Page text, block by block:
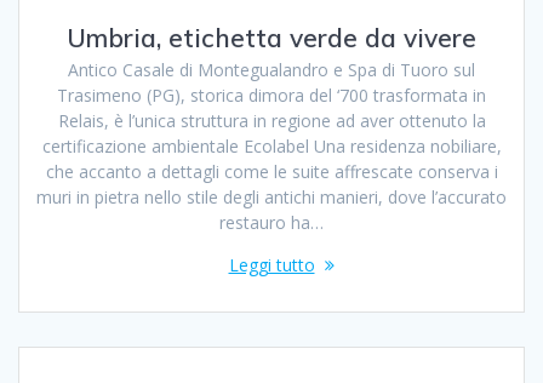
Umbria, etichetta verde da vivere
Antico Casale di Montegualandro e Spa di Tuoro sul
Trasimeno (PG), storica dimora del ‘700 trasformata in
Relais, è l’unica struttura in regione ad aver ottenuto la
certificazione ambientale Ecolabel Una residenza nobiliare,
che accanto a dettagli come le suite affrescate conserva i
muri in pietra nello stile degli antichi manieri, dove l’accurato
restauro ha…
Leggi tutto